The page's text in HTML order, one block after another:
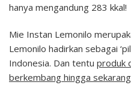
hanya mengandung 283 kkal!
Mie Instan Lemonilo
Lemonilo hadirkan sebagai
Indonesia. Dan tentu produk
berkembang hingga